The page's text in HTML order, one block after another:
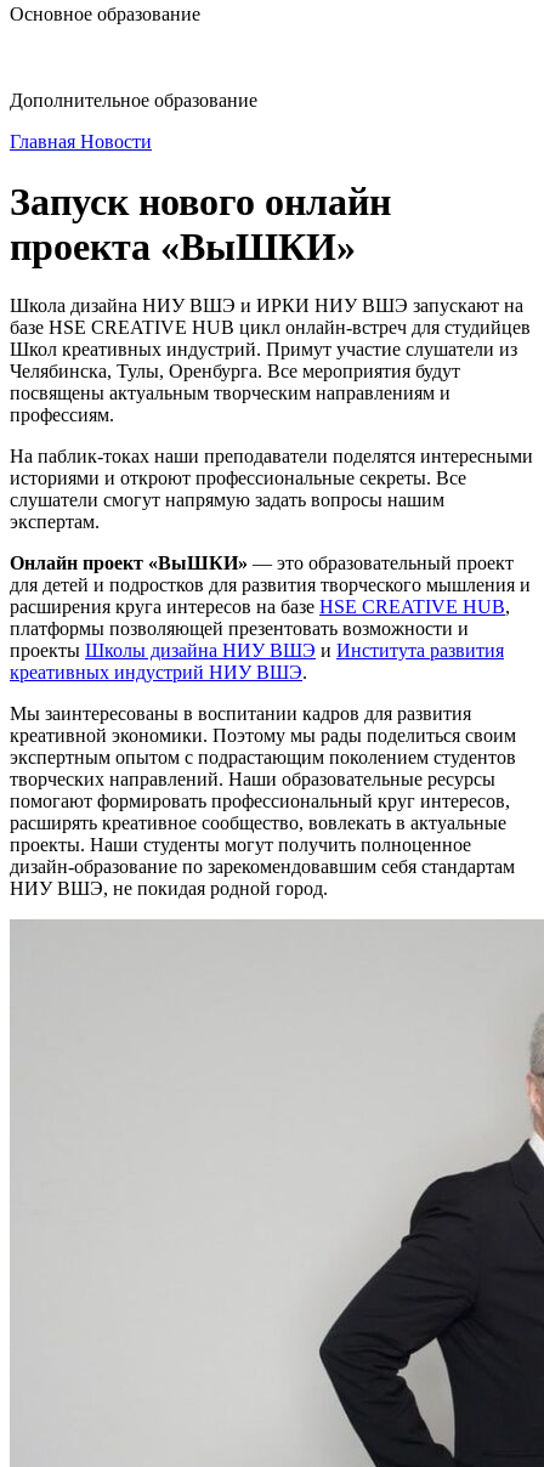
Основное образование
Дополнительное образование
Главная Новости
Запуск нового онлайн
проекта «ВыШКИ»
Школа дизайна НИУ ВШЭ и ИРКИ НИУ ВШЭ запускают на
базе HSE CREATIVE HUB цикл онлайн-встреч для студийцев
Школ креативных индустрий. Примут участие слушатели из
Челябинска, Тулы, Оренбурга. Все мероприятия будут
посвящены актуальным творческим направлениям и
профессиям.
На паблик-токах наши преподаватели поделятся интересными
историями и откроют профессиональные секреты. Все
слушатели смогут напрямую задать вопросы нашим
экспертам.
Онлайн проект «ВыШКИ» — это образовательный проект
для детей и подростков для развития творческого мышления и
расширения круга интересов на базе HSE CREATIVE HUB,
платформы позволяющей презентовать возможности и
проекты Школы дизайна НИУ ВШЭ и Института развития
креативных индустрий НИУ ВШЭ.
Мы заинтересованы в воспитании кадров для развития
креативной экономики. Поэтому мы рады поделиться своим
экспертным опытом с подрастающим поколением студентов
творческих направлений. Наши образовательные ресурсы
помогают формировать профессиональный круг интересов,
расширять креативное сообщество, вовлекать в актуальные
проекты. Наши студенты могут получить полноценное
дизайн-образование по зарекомендовавшим себя стандартам
НИУ ВШЭ, не покидая родной город.